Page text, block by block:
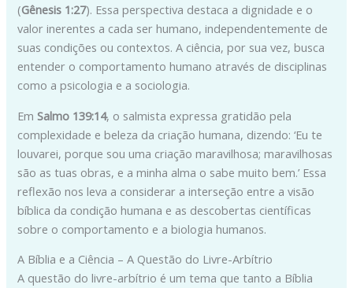
(Gênesis 1:27). Essa perspectiva destaca a dignidade e o
valor inerentes a cada ser humano, independentemente de
suas condições ou contextos. A ciência, por sua vez, busca
entender o comportamento humano através de disciplinas
como a psicologia e a sociologia.
EmSalmo 139:14, o salmista expressa gratidão pela
complexidade e beleza da criação humana, dizendo: ‘Eu te
louvarei, porque sou uma criação maravilhosa; maravilhosas
são as tuas obras, e a minha alma o sabe muito bem.’ Essa
reflexão nos leva a considerar a interseção entre a visão
bíblica da condição humana e as descobertas científicas
sobre o comportamento e a biologia humanos.
A Bíblia e a Ciência – A Questão do Livre-Arbítrio
A questão do livre-arbítrio é um tema que tanto a Bíblia